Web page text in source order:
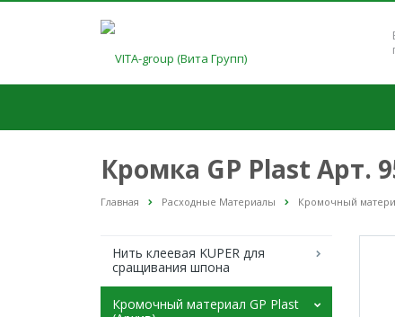
Кромка GP Plast Арт.
Главная Расходные Материалы Кромочный
Нить клеевая KUPER для
сращивания шпона
Кромочный материал GP Plast